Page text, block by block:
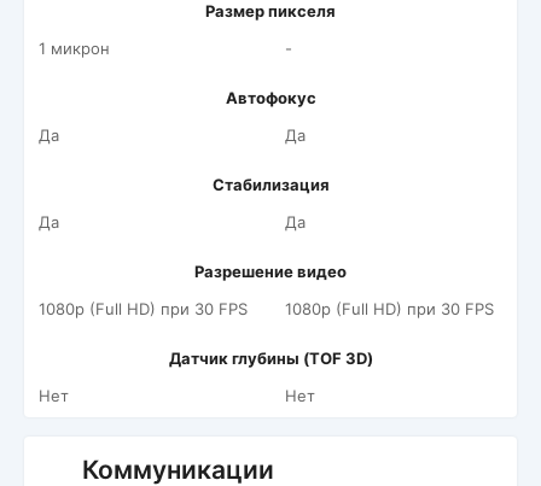
Размер пикселя
1 микрон
-
Автофокус
Да
Да
Стабилизация
Да
Да
Разрешение видео
1080p (Full HD) при 30 FPS
1080p (Full HD) при 30 FPS
Датчик глубины (TOF 3D)
Нет
Нет
Коммуникации